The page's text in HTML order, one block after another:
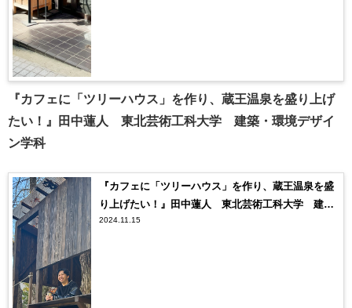
『カフェに「ツリーハウス」を作り、蔵王温泉を盛り上げ
たい！』田中蓮人 東北芸術工科大学 建築・環境デザイ
ン学科
『カフェに「ツリーハウス」を作り、蔵王温泉を盛
り上げたい！』田中蓮人 東北芸術工科大学 建
築・環境デザイン学科
2024.11.15